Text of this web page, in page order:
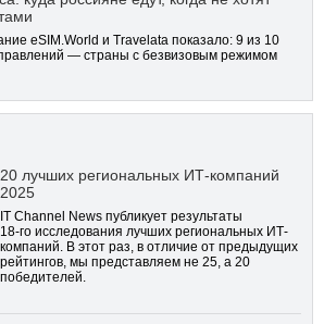
eSIM.World и Travelata показало: 9 из 10
— страны с безвизовым режимом
20 лучших региональных ИТ-компаний
2025
IT Channel News публикует результаты
18-го исследования лучших региональных ИТ-
компаний. В этот раз, в отличие от предыдущих
рейтингов, мы представляем не 25, а 20
победителей.